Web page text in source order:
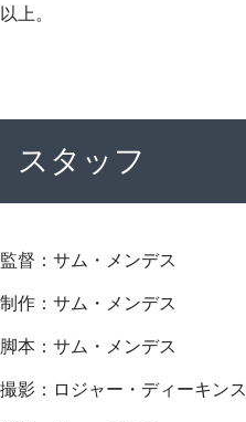
以上。
スタッフ
監督：サム・メンデス
制作：サム・メンデス
脚本：サム・メンデス
撮影：ロジャー・ディーキンス